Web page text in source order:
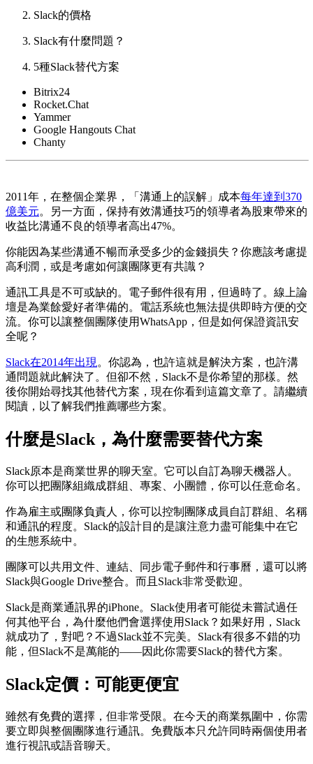
Slack的價格
Slack有什麼問題？
5種Slack替代方案
Bitrix24
Rocket.Chat
Yammer
Google Hangouts Chat
Chanty
2011年，在整個企業界，「溝通上的誤解」成本每年達到370
億美元。另一方面，保持有效溝通技巧的領導者為股東帶來的
收益比溝通不良的領導者高出47%。
你能因為某些溝通不暢而承受多少的金錢損失？你應該考慮提
高利潤，或是考慮如何讓團隊更有共識？
通訊工具是不可或缺的。電子郵件很有用，但過時了。線上論
壇是為業餘愛好者準備的。電話系統也無法提供即時方便的交
流。你可以讓整個團隊使用WhatsApp，但是如何保證資訊安
全呢？
Slack在2014年出現 。你認為，也許這就是解決方案，也許溝
通問題就此解決了。但卻不然，Slack不是你希望的那樣。然
後你開始尋找其他替代方案，現在你看到這篇文章了。請繼續
閱讀，以了解我們推薦哪些方案。
什麼是Slack，為什麼需要替代方案
Slack原本是商業世界的聊天室。它可以自訂為聊天機器人。
你可以把團隊組織成群組、專案、小團體，你可以任意命名。
作為雇主或團隊負責人，你可以控制團隊成員自訂群組、名稱
和通訊的程度。Slack的設計目的是讓注意力盡可能集中在它
的生態系統中。
團隊可以共用文件、連結、同步電子郵件和行事曆，還可以將
Slack與Google Drive整合。而且Slack非常受歡迎。
Slack是商業通訊界的iPhone。Slack使用者可能從未嘗試過任
何其他平台，為什麼他們會選擇使用Slack？如果好用，Slack
就成功了，對吧？不過Slack並不完美。Slack有很多不錯的功
能，但Slack不是萬能的——因此你需要Slack的替代方案。
Slack定價：可能更便宜
雖然有免費的選擇，但非常受限。在今天的商業氛圍中，你需
要立即與整個團隊進行通訊。免費版本只允許同時兩個使用者
進行視訊或語音聊天。